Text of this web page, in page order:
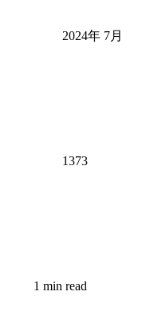
2024年 7月
1373
1 min read